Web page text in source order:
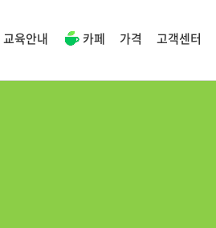
교육안내 카페 가격 고객센터